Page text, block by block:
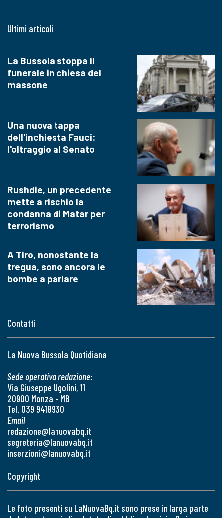
Contatti
La Nuova Bussola Quotidiana
Sede operativa redazione:
Via Giuseppe Ugolini, 11
20900 Monza - MB
Tel. 039 9418930
Email
redazione@lanuovabq.it
segreteria@lanuovabq.it
inserzioni@lanuovabq.it
Ultimi articoli
La Bussola stoppa il
funerale in chiesa del
massone
Una nuova tappa
dell'inchiesta Fauci:
l'oltraggio al Senato
Rushdie, un precedente
mette a rischio la
condanna di Matar per
terrorismo
A Tiro, nonostante la
tregua, sono ancora le
bombe a parlare
Copyright
Le foto presenti su LaNuovaBq.it sono prese in larga parte